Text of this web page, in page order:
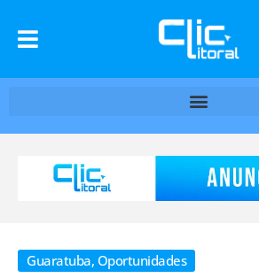
Guaratuba, Oportunidades